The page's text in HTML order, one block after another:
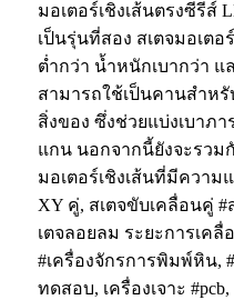
มอเตอร์เชิงเส้นตรงซีรีส์
เป็นรุ่นที่สอง สเตจมอเตอ
ต่ำกว่า น้ำหนักเบากว่า
สามารถใช้เป็นคานสำห
สิ่งของ ซึ่งช่วยแบ่งเบาภ
แกน นอกจากนี้ยังจะรวม
มอเตอร์เชิงเส้นที่มีความ
XY คู่, สเตจขับเคลื่อนคู่ #
เตจลอยลม ระยะการเคลื่
#เครื่องจักรการพิมพ์หิน,
ทดสอบ, เครื่องเจาะ